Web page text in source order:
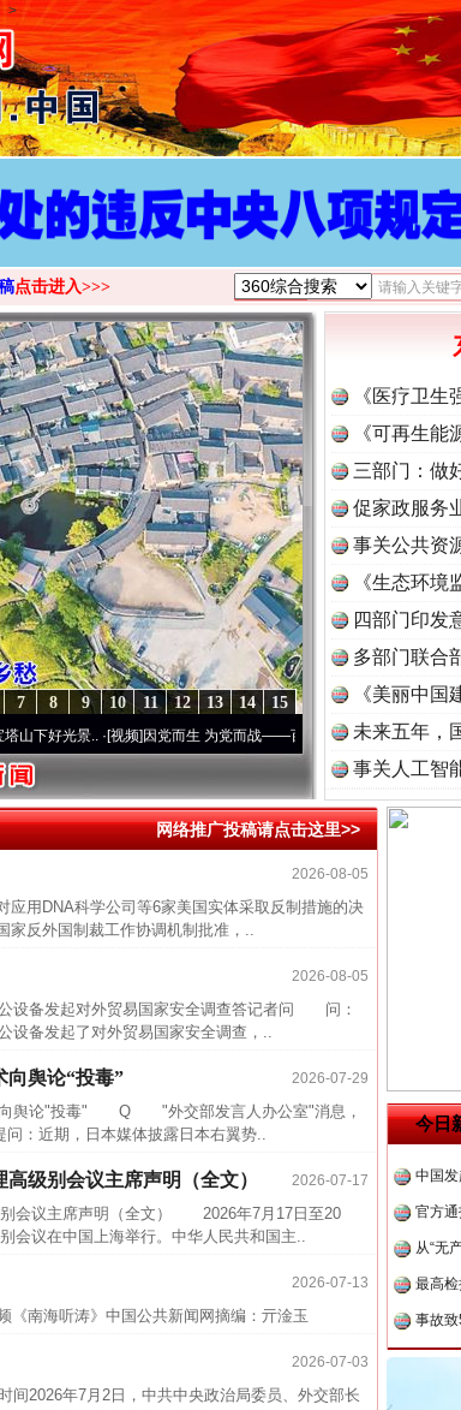
>
点击进入>>>
15
14
13
12
11
10
9
8
7
好光景..·[视频] 因党而生 为党而战——百年“纪”事⑧加强纪律..·[视频] 牢
《医疗卫
《可再生能
三部门：做
促家政服务
事关公共资
《生态环境
读
四部门印发
多部门联合
《美丽中国
未来五年，
事关人工智
网络推广投稿请点击这里>>
2026-08-05
用DNA科学公司等6家美国实体采取反制措施的决
反外国制裁工作协调机制批准，..
2026-08-05
设备发起对外贸易国家安全调查答记者问 问：
设备发起了对外贸易国家安全调查，..
2026-07-29
向舆论“投毒”
舆论"投毒" Q "外交部发言人办公室"消息，
：近期，日本媒体披露日本右翼势..
2026-07-17
级别会议主席声明（全文）
别会议主席声明（全文） 2026年7月17日至20
会议在中国上海举行。中华人民共和国主..
2026-07-13
南海听涛》中国公共新闻网摘编：亓淦玉
2026-07-03
年7月2日，中共中央政治局委员、外交部长
今日
中方
中国
官方
从“无
最高检
事故致
近期
一纸